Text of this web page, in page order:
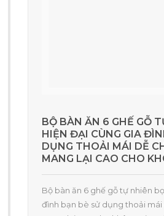
BỘ BÀN ĂN 6 GHẾ GỖ
HIỆN ĐẠI CÙNG GIA
DỤNG THOẢI MÁI DỄ
MANG LẠI CAO CHO
Bộ bàn ăn 6 ghế gỗ tự nhiên
đình bạn bè sử dụng thoải